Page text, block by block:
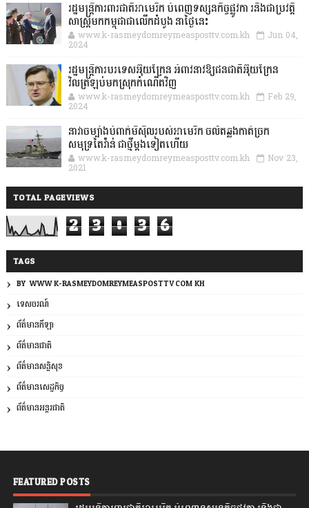
រដ្ឋមន្រ្តីការពារជាតិអាមេរិក បំពេញទស្សនកិច្ចផ្លូវកា រនិងជាប្រវត្តិ
សាស្រ្តមកកម្ពុជាជាលើកដំបូង នាថ្ងៃនេះ
www.k-rasmeydomreymeasposttv.com.kh Jun 04,
2024
រដ្ឋមន្ត្រីការបរទេសអ៊ុយក្រែន អំពាវនាវឱ្យជនជាតិអ៊ុយក្រែន
វិលត្រឡប់មកស្រុកកំណើតវិញ
www.k-rasmeydomreymeasposttv.com.kh Feb 29,
2024
នាវាចម្បាំងបំពាក់មីស៊ីលរបស់អាមេរិក ចល័តឆ្លងកាត់ច្រក
សមុទ្រតៃវ៉ាន់ ជាថ្មីម្តងទៀតហើយ
www.k-rasmeydomreymeasposttv.com.kh Nov 23,
2021
TOTAL PAGEVIEWS
2 3 0 3 6
TAGS
BY: WWW.K-RASMEYDOMREYMEASPOSTTV.COM.KH
ទេសចរណ៍
ព័ត៌មានកីឡា
ព័ត៌មានជាតិ
ព័ត៌មានសន្តិសុខ
ព័ត៌មានសេដ្ឋកិច្ច
ព័ត៌មានអន្តរជាតិ
FEATURED POSTS